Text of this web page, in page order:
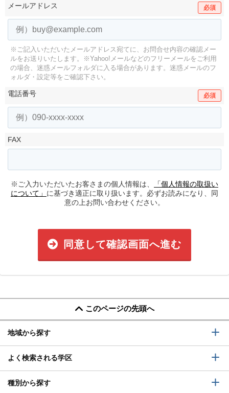
メールアドレス 必須
※ご記入いただいたメールアドレス宛てに、お問合せ内容の確認メー
ルをお送りいたします。
※Yahoo!メールなどのフリーメールをご利用
の場合、迷惑メールフォルダに入る場合があります。 迷惑メールのフ
ォルダ・設定等をご確認下さい。
電話番号 必須
FAX
※ご入力いただいたお客さまの個人情報は、
「個人情報の取扱い
について」 に基づき適正に取り扱います。必ずお読みになり、同
意の上お問い合わせください。
同意して確認画面へ進む
このページの先頭へ
地域から探す
よく検索される学区
種別から探す